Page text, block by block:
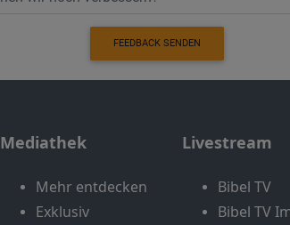
FEEDBACK SENDEN
Mediathek
Mehr entdecken
Exklusiv
Livestream
Bibel TV
Bibel TV